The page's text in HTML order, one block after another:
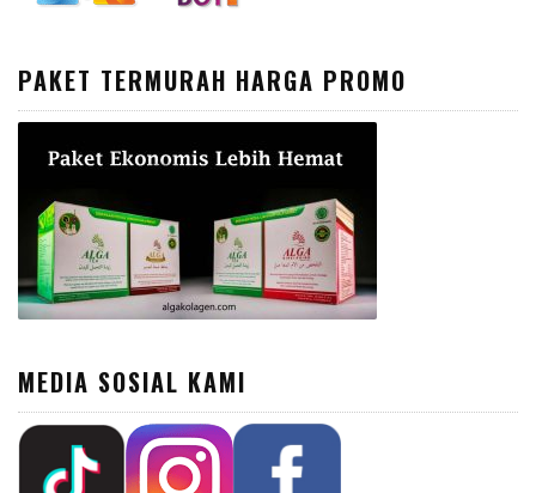
PAKET TERMURAH HARGA PROMO
MEDIA SOSIAL KAMI